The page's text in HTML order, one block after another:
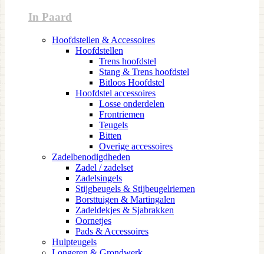
In Paard
Hoofdstellen & Accessoires
Hoofdstellen
Trens hoofdstel
Stang & Trens hoofdstel
Bitloos Hoofdstel
Hoofdstel accessoires
Losse onderdelen
Frontriemen
Teugels
Bitten
Overige accessoires
Zadelbenodigdheden
Zadel / zadelset
Zadelsingels
Stijgbeugels & Stijbeugelriemen
Borsttuigen & Martingalen
Zadeldekjes & Sjabrakken
Oornetjes
Pads & Accessoires
Hulpteugels